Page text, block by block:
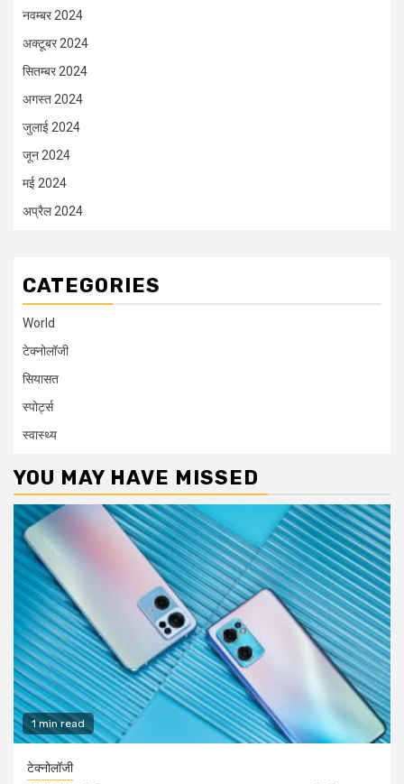
नवम्बर 2024
अक्टूबर 2024
सितम्बर 2024
अगस्त 2024
जुलाई 2024
जून 2024
मई 2024
अप्रैल 2024
CATEGORIES
World
टेक्नोलॉजी
सियासत
स्पोर्ट्स
स्वास्थ्य
YOU MAY HAVE MISSED
1 min read
टेक्नोलॉजी